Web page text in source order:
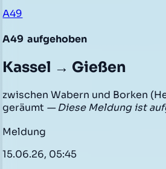
A49
A49 aufgehoben
Kassel → Gießen
zwischen Wabern und Borken
geräumt — Diese Meldung ist
Meldung
15.06.26, 05:45